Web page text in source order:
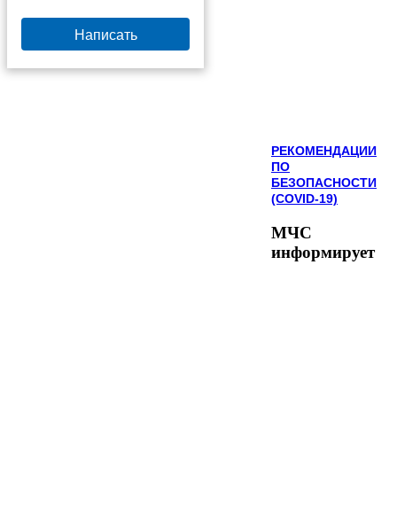
Написать
РЕКОМЕНДАЦИИ
ПО
БЕЗОПАСНОСТИ
(COVID-19)
МЧС
информирует